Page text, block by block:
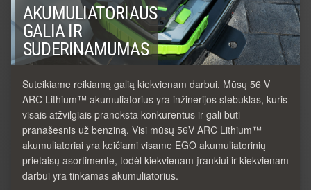
AKUMULIATORIAUS
GALIA IR
SUDERINAMUMAS
Suteikiame reikiamą galią kiekvienam darbui. Mūsų 56 V
ARC Lithium™ akumuliatorius yra inžinerijos stebuklas, kuris
visais atžvilgiais pranoksta konkurentus ir gali būti
pranašesnis už benziną. Visi mūsų 56V ARC Lithium™
akumuliatoriai yra keičiami visame EGO akumuliatorinių
prietaisų asortimente, todėl kiekvienam įrankiui ir kiekvienam
darbui yra tinkamas akumuliatorius.